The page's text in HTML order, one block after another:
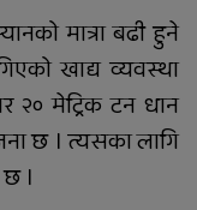
एप्पलदेखि जेठ फर
र मोटरसाइकल
मात्रा बढी हुने
खाद्य व्यवस्था
२० मेट्रिक टन धान
छ । त्यसका लागि
।